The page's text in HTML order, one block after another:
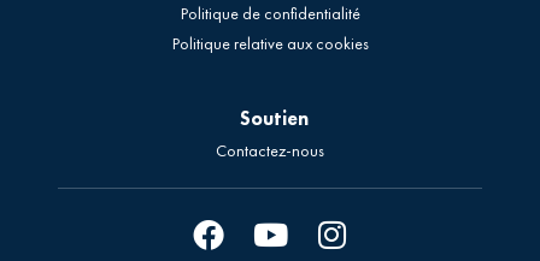
Politique de confidentialité
Politique relative aux cookies
Soutien
Contactez-nous